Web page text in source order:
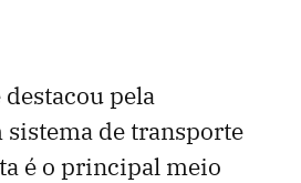
pela
de transporte
é o principal meio